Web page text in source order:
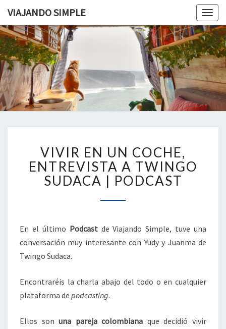
VIAJANDO SIMPLE
SIMPLE
Viviendo
En Un
Camión
Por
Europa
EN
UN
COCHE,
ENTREVISTA
|
PODCAST
VIVIR EN UN COCHE,
ENTREVISTA A TWINGO
SUDACA | PODCAST
En el último Podcast de Viajando Simple, tuve una
conversación muy interesante con Yudy y Juanma de
Twingo Sudaca.
Encontraréis la charla abajo del todo o en cualquier
plataforma de podcasting.
Ellos sonuna pareja colombiana que decidió vivir